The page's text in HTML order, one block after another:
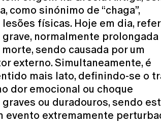
como sinónimo de “chaga”,
físicas. Hoje em dia,
normalmente prolongada
sendo causada por um
externo. Simultaneamente, é
mais lato, definindo-se o
dor emocional ou choque
ou duradouros, sendo
evento extremamente